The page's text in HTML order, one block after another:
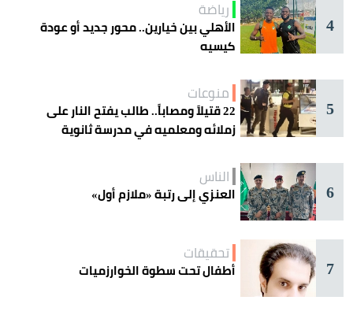
4
رياضة
الأهلي بين خيارين.. محور جديد أو عودة
كيسيه
5
منوعات
22 قتيلاً ومصاباً.. طالب يفتح النار على
زملائه ومعلميه في مدرسة ثانوية
6
الناس
العنزي إلى رتبة «ملازم أول»
7
تحقيقات
أطفال تحت سطوة الخوارزميات